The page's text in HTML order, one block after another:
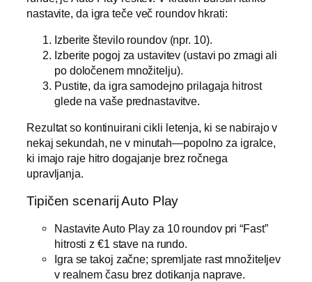
nastavite, da igra teče več roundov hkrati:
Izberite število roundov (npr. 10).
Izberite pogoj za ustavitev (ustavi po zmagi ali
po določenem množitelju).
Pustite, da igra samodejno prilagaja hitrost
glede na vaše prednastavitve.
Rezultat so kontinuirani cikli letenja, ki se nabirajo v
nekaj sekundah, ne v minutah—popolno za igralce,
ki imajo raje hitro dogajanje brez ročnega
upravljanja.
Tipičen scenarij Auto Play
Nastavite Auto Play za 10 roundov pri “Fast”
hitrosti z €1 stave na rundo.
Igra se takoj začne; spremljate rast množiteljev
v realnem času brez dotikanja naprave.